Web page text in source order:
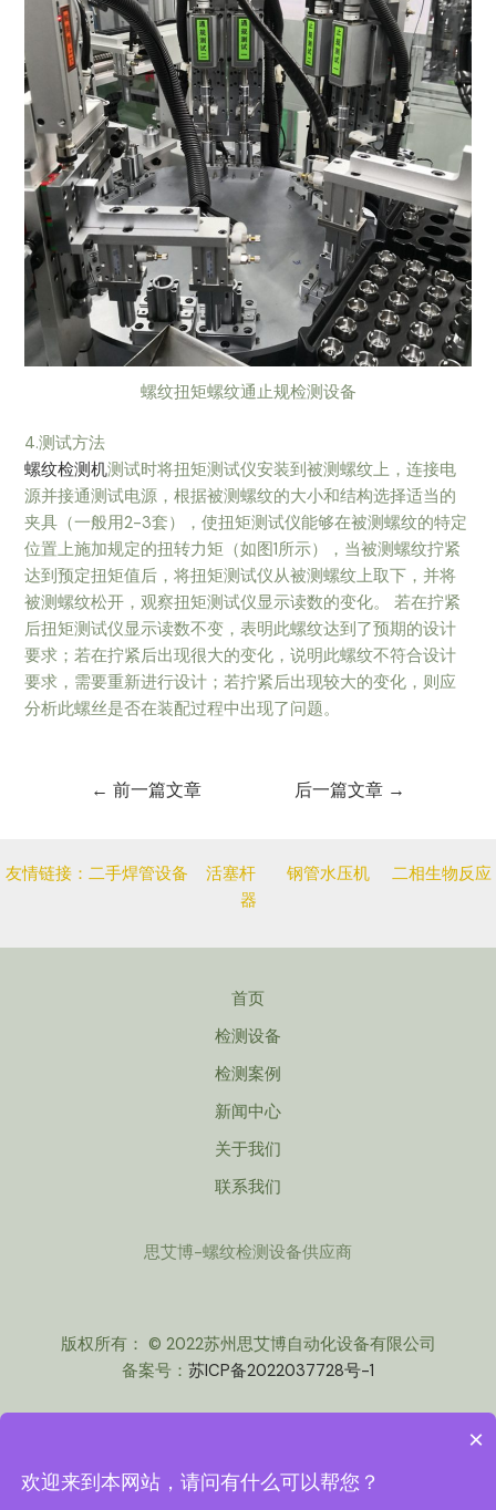
螺纹扭矩螺纹通止规检测设备
4.测试方法
螺纹检测机测试时将扭矩测试仪安装到被测螺纹上，连接电
源并接通测试电源，根据被测螺纹的大小和结构选择适当的
夹具（一般用2-3套），使扭矩测试仪能够在被测螺纹的特定
位置上施加规定的扭转力矩（如图1所示），当被测螺纹拧紧
达到预定扭矩值后，将扭矩测试仪从被测螺纹上取下，并将
被测螺纹松开，观察扭矩测试仪显示读数的变化。 若在拧紧
后扭矩测试仪显示读数不变，表明此螺纹达到了预期的设计
要求；若在拧紧后出现很大的变化，说明此螺纹不符合设计
要求，需要重新进行设计；若拧紧后出现较大的变化，则应
分析此螺丝是否在装配过程中出现了问题。
← 前一篇文章 后一篇文章 →
友情链接： 二手焊管设备 活塞杆 钢管水压机
二相生物反应
器
首页
检测设备
检测案例
新闻中心
关于我们
联系我们
思艾博-螺纹检测设备供应商
版权所有： © 2022苏州思艾博自动化设备有限公司
备案号： 苏ICP备2022037728号-1
×
欢迎来到本网站，请问有什么可以帮您？